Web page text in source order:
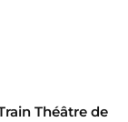
Théâtre de